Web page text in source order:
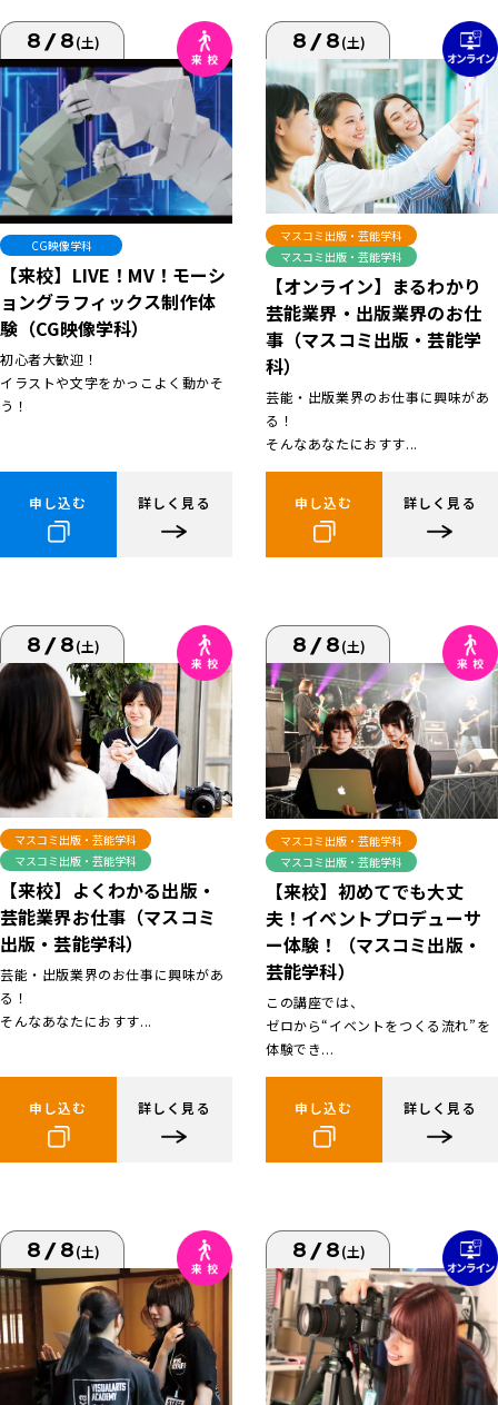
8/8(土)
CG映像学科
【来校】LIVE！MV！モーシ
ョングラフィックス制作体
験（CG映像学科）
初心者大歓迎！
イラストや文字をかっこよく動かそ
う！
申し込む 詳しく見る
8/8(土)
マスコミ出版・芸能学科
マスコミ出版・芸能学科
【オンライン】まるわかり
芸能業界・出版業界のお仕
事（マスコミ出版・芸能学
科）
芸能・出版業界のお仕事に興味があ
る！
そんなあなたにおすす...
申し込む 詳しく見る
8/8(土)
マスコミ出版・芸能学科
マスコミ出版・芸能学科
【来校】よくわかる出版・
芸能業界お仕事（マスコミ
出版・芸能学科）
芸能・出版業界のお仕事に興味があ
る！
そんなあなたにおすす...
申し込む 詳しく見る
8/8(土)
マスコミ出版・芸能学科
マスコミ出版・芸能学科
【来校】初めてでも大丈
夫！イベントプロデューサ
ー体験！（マスコミ出版・
芸能学科）
この講座では、
ゼロから“イベントをつくる流れ”を
体験でき...
申し込む 詳しく見る
8/8(土) 8/8(土)